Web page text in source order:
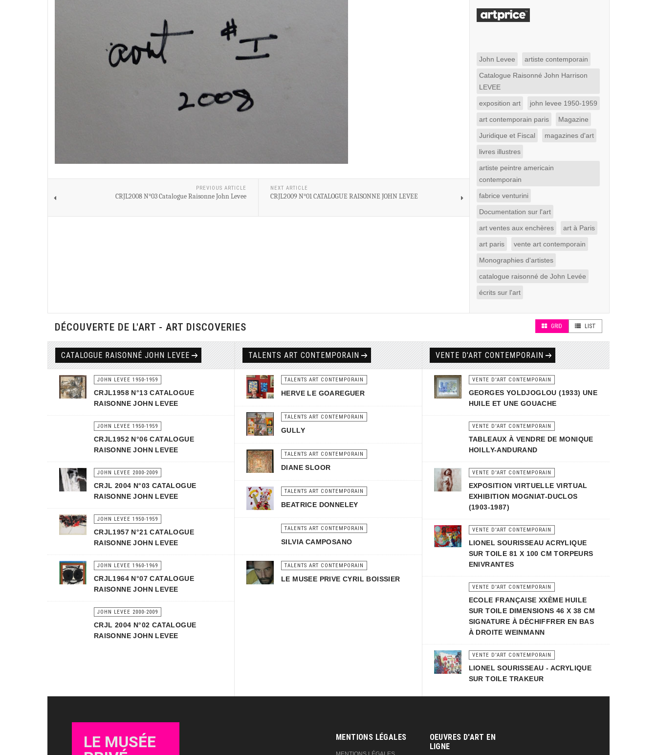
PREVIOUS ARTICLE
CRJL2008 N°03 Catalogue Raisonne John Levee
NEXT ARTICLE
CRJL2009 N°01 CATALOGUE RAISONNE JOHN LEVEE
John Levee artiste contemporain
Catalogue Raisonné John Harrison
LEVEE
exposition art john levee 1950-1959
art contemporain paris Magazine
Juridique et Fiscal magazines d'art
livres illustres
artiste peintre americain
contemporain
fabrice venturini
Documentation sur l'art
art ventes aux enchères art à Paris
art paris vente art contemporain
Monographies d'artistes
catalogue raisonné de John Levée
écrits sur l'art
DÉCOUVERTE DE L'ART - ART DISCOVERIES GRID LIST
CATALOGUE RAISONNÉ JOHN LEVEE
JOHN LEVEE 1950-1959
CRJL1958 N°13 CATALOGUE
RAISONNE JOHN LEVEE
JOHN LEVEE 1950-1959
CRJL1952 N°06 CATALOGUE
RAISONNE JOHN LEVEE
JOHN LEVEE 2000-2009
CRJL 2004 N°03 CATALOGUE
RAISONNE JOHN LEVEE
JOHN LEVEE 1950-1959
CRJL1957 N°21 CATALOGUE
RAISONNE JOHN LEVEE
JOHN LEVEE 1960-1969
CRJL1964 N°07 CATALOGUE
RAISONNE JOHN LEVEE
JOHN LEVEE 2000-2009
CRJL 2004 N°02 CATALOGUE
RAISONNE JOHN LEVEE
TALENTS ART CONTEMPORAIN
TALENTS ART CONTEMPORAIN
HERVE LE GOAREGUER
TALENTS ART CONTEMPORAIN
GULLY
TALENTS ART CONTEMPORAIN
DIANE SLOOR
TALENTS ART CONTEMPORAIN
BEATRICE DONNELEY
TALENTS ART CONTEMPORAIN
SILVIA CAMPOSANO
TALENTS ART CONTEMPORAIN
LE MUSEE PRIVE CYRIL BOISSIER
VENTE D'ART CONTEMPORAIN
VENTE D'ART CONTEMPORAIN
GEORGES YOLDJOGLOU (1933) UNE
HUILE ET UNE GOUACHE
VENTE D'ART CONTEMPORAIN
TABLEAUX À VENDRE DE MONIQUE
HOILLY-ANDURAND
VENTE D'ART CONTEMPORAIN
EXPOSITION VIRTUELLE VIRTUAL
EXHIBITION MOGNIAT-DUCLOS
(1903-1987)
VENTE D'ART CONTEMPORAIN
LIONEL SOURISSEAU ACRYLIQUE
SUR TOILE 81 X 100 CM TORPEURS
ENIVRANTES
VENTE D'ART CONTEMPORAIN
ECOLE FRANÇAISE XXÈME HUILE
SUR TOILE DIMENSIONS 46 X 38 CM
SIGNATURE À DÉCHIFFRER EN BAS
À DROITE WEINMANN
VENTE D'ART CONTEMPORAIN
LIONEL SOURISSEAU - ACRYLIQUE
SUR TOILE TRAKEUR
LE MUSÉE
MENTIONS LÉGALES
OEUVRES D'ART EN
LIGNE‎